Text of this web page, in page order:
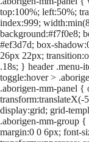
top:100%; left:50%;
index:999;
background:#f7f0e8;
#ef3d7d; box-
26px 22px;
.18s; } header .menu-
toggle:hover >
.aborigen-mm-panel
display:grid; grid-
.aborigen-mm-group
margin:0 0 6px; font-